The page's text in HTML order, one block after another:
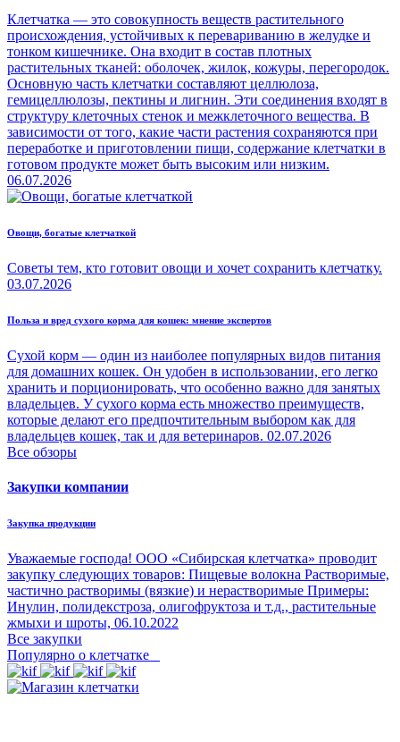
Клетчатка — это совокупность веществ растительного
происхождения, устойчивых к перевариванию в желудке и
тонком кишечнике. Она входит в состав плотных
растительных тканей: оболочек, жилок, кожуры, перегородок.
Основную часть клетчатки составляют целлюлоза,
гемицеллюлозы, пектины и лигнин. Эти соединения входят в
структуру клеточных стенок и межклеточного вещества. В
зависимости от того, какие части растения сохраняются при
переработке и приготовлении пищи, содержание клетчатки в
готовом продукте может быть высоким или низким.
06.07.2026
Овощи, богатые клетчаткой
Советы тем, кто готовит овощи и хочет сохранить клетчатку.
03.07.2026
Польза и вред сухого корма для кошек: мнение экспертов
Сухой корм — один из наиболее популярных видов питания
для домашних кошек. Он удобен в использовании, его легко
хранить и порционировать, что особенно важно для занятых
владельцев. У сухого корма есть множество преимуществ,
которые делают его предпочтительным выбором как для
владельцев кошек, так и для ветеринаров. 02.07.2026
Все обзоры
Закупки компании
Закупка продукции
Уважаемые господа! ООО «Сибирская клетчатка» проводит
закупку следующих товаров: Пищевые волокна Растворимые,
частично растворимы (вязкие) и нерастворимые Примеры:
Инулин, полидекстроза, олигофруктоза и т.д., растительные
жмыхи и шроты, 06.10.2022
Все закупки
Популярно о клетчатке